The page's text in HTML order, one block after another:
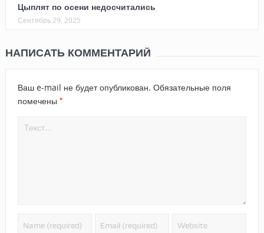
Цыплят по осени недосчитались
Сентябрь 29, 2025
НАПИСАТЬ КОММЕНТАРИЙ
Ваш e-mail не будет опубликован. Обязательные поля
помечены *